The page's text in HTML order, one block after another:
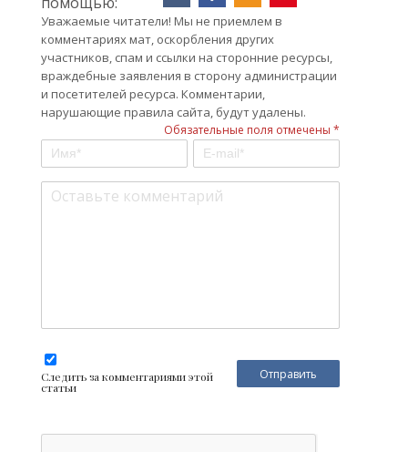
Уважаемые читатели! Мы не приемлем в
комментариях мат, оскорбления других
участников, спам и ссылки на сторонние ресурсы,
враждебные заявления в сторону администрации
и посетителей ресурса. Комментарии,
нарушающие правила сайта, будут удалены.
Обязательные поля отмечены *
Следить за комментариями этой
статьи